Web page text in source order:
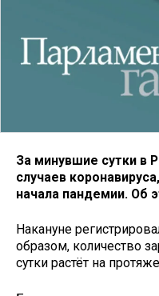
За минувшие сутки в
случаев
начала пандемии. Об
Накануне
образом, количество
сутки растёт на